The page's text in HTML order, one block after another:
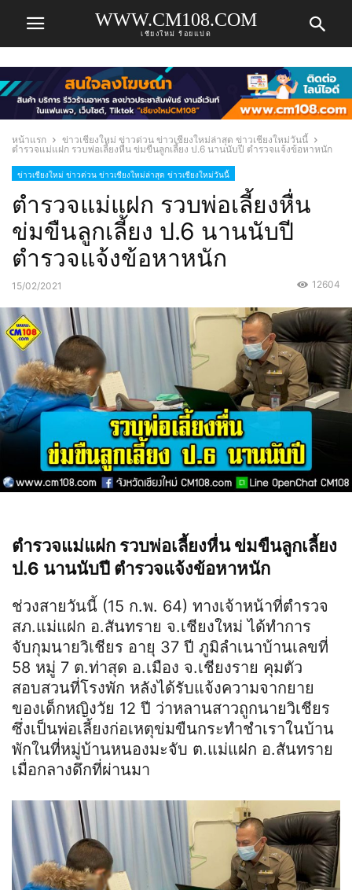
WWW.CM108.COM
เชียงใหม่ ร้อยแปด
หน้าแรก
ข่าวเชียงใหม่ ข่าวด่วน ข่าวเชียงใหม่ล่าสุด ข่าวเชียงใหม่วันนี้
ตำรวจแม่แฝก รวบพ่อเลี้ยงหื่น ข่มขืนลูกเลี้ยง ป.6 นานนับปี ตำรวจแจ้งข้อหาหนัก
ข่าวเชียงใหม่ ข่าวด่วน ข่าวเชียงใหม่ล่าสุด ข่าวเชียงใหม่วันนี้
ตำรวจแม่แฝก รวบพ่อเลี้ยงหื่น
ข่มขืนลูกเลี้ยง ป.6 นานนับปี
ตำรวจแจ้งข้อหาหนัก
15/02/2021 12604
ตำรวจแม่แฝก รวบพ่อเลี้ยงหื่น ข่มขืนลูกเลี้ยง
ป.6 นานนับปี ตำรวจแจ้งข้อหาหนัก
ช่วงสายวันนี้ (15 ก.พ. 64) ทางเจ้าหน้าที่ตำรวจ
สภ.แม่แฝก อ.สันทราย จ.เชียงใหม่ ได้ทำการ
จับกุมนายวิเชียร อายุ 37 ปี ภูมิลำเนาบ้านเลขที่
58 หมู่ 7 ต.ท่าสุด อ.เมือง จ.เชียงราย คุมตัว
สอบสวนที่โรงพัก หลังได้รับแจ้งความจากยาย
ของเด็กหญิงวัย 12 ปี ว่าหลานสาวถูกนายวิเชียร
ซึ่งเป็นพ่อเลี้ยงก่อเหตุข่มขืนกระทำชำเราในบ้าน
พักในที่หมู่บ้านหนองมะจับ ต.แม่แฝก อ.สันทราย
เมื่อกลางดึกที่ผ่านมา